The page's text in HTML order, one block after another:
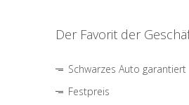
Der Favorit der
Schwarzes Auto garantiert
Festpreis